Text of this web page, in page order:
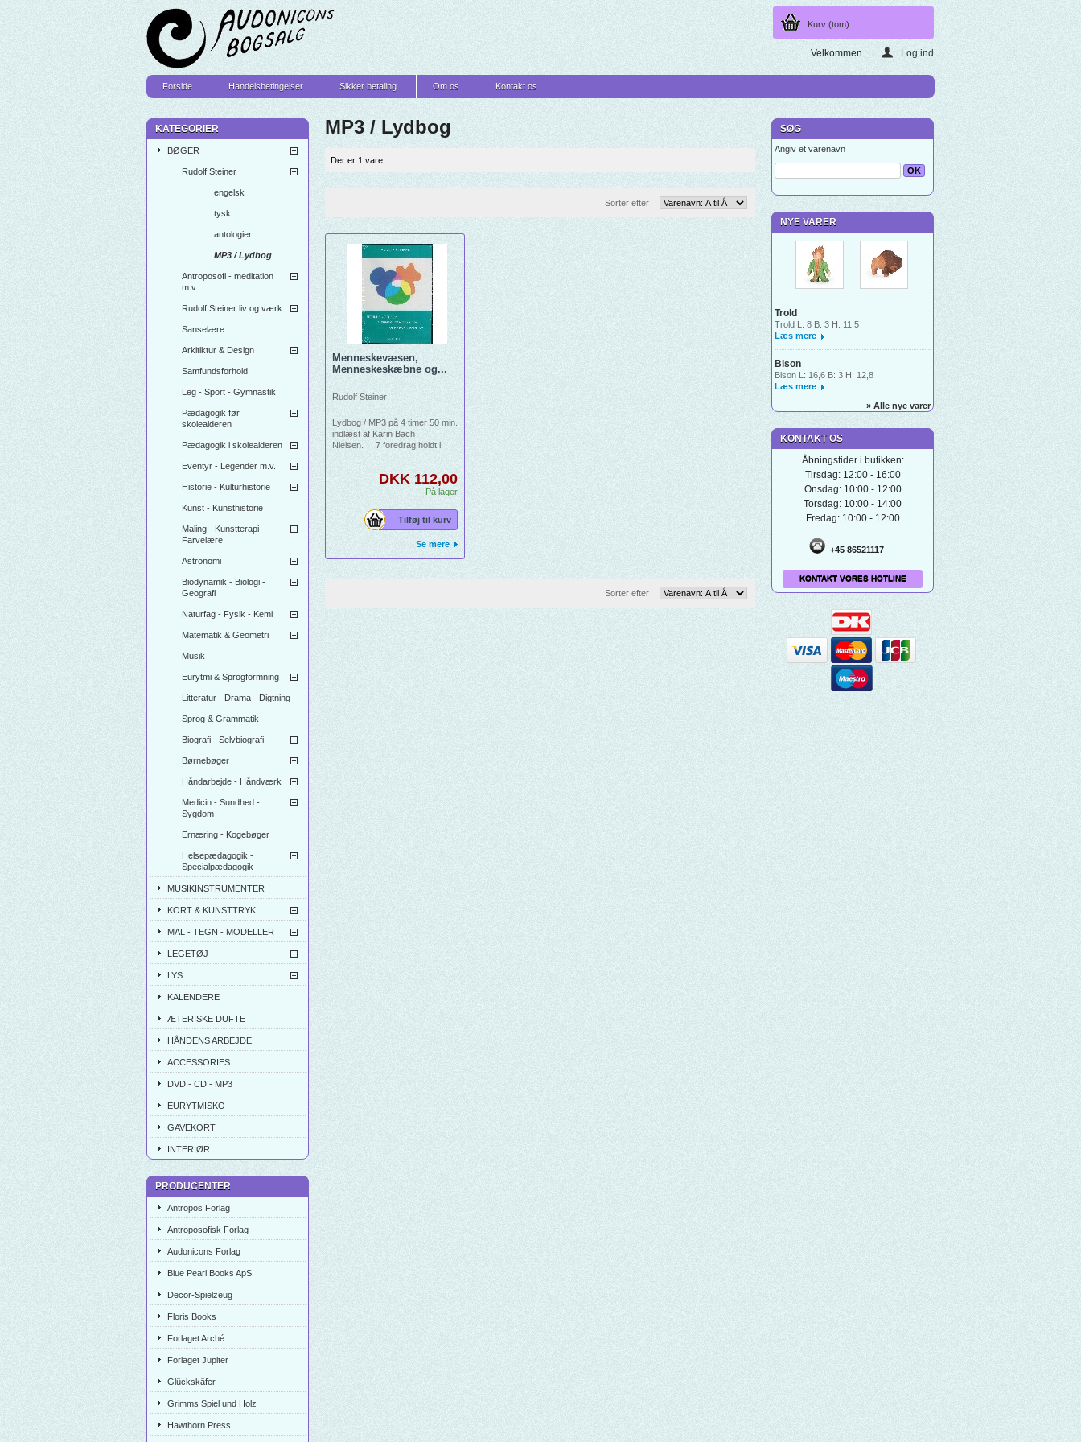
Kurv (tom)
Velkommen Log ind
Forside Handelsbetingelser Sikker betaling Om os Kontakt os
KATEGORIER
BØGER
Rudolf Steiner
engelsk
tysk
antologier
MP3 / Lydbog
Antroposofi - meditation
m.v.
Rudolf Steiner liv og værk
Sanselære
Arkitiktur & Design
Samfundsforhold
Leg - Sport - Gymnastik
Pædagogik før
skolealderen
Pædagogik i skolealderen
Eventyr - Legender m.v.
Historie - Kulturhistorie
Kunst - Kunsthistorie
Maling - Kunstterapi -
Farvelære
Astronomi
Biodynamik - Biologi -
Geografi
Naturfag - Fysik - Kemi
Matematik & Geometri
Musik
Eurytmi & Sprogformning
Litteratur - Drama - Digtning
Sprog & Grammatik
Biografi - Selvbiografi
Børnebøger
Håndarbejde - Håndværk
Medicin - Sundhed -
Sygdom
Ernæring - Kogebøger
Helsepædagogik -
Specialpædagogik
MUSIKINSTRUMENTER
KORT & KUNSTTRYK
MAL - TEGN - MODELLER
LEGETØJ
LYS
KALENDERE
ÆTERISKE DUFTE
HÅNDENS ARBEJDE
ACCESSORIES
DVD - CD - MP3
EURYTMISKO
GAVEKORT
INTERIØR
PRODUCENTER
Antropos Forlag
Antroposofisk Forlag
Audonicons Forlag
Blue Pearl Books ApS
Decor-Spielzeug
Floris Books
Forlaget Arché
Forlaget Jupiter
Glückskäfer
Grimms Spiel und Holz
Hawthorn Press
MP3 / Lydbog
Der er 1 vare.
Sorter efter
Menneskevæsen,
Menneskeskæbne og...
Rudolf Steiner
Lydbog / MP3 på 4 timer 50 min.
indlæst af Karin Bach
Nielsen. 7 foredrag holdt i
DKK 112,00
På lager
Tilføj til kurv
Se mere
Sorter efter
SØG
Angiv et varenavn
NYE VARER
Trold
Trold L: 8 B: 3 H: 11,5
Læs mere
Bison
Bison L: 16,6 B: 3 H: 12,8
Læs mere
» Alle nye varer
KONTAKT OS
Åbningstider i butikken:
Tirsdag: 12:00 - 16:00
Onsdag: 10:00 - 12:00
Torsdag: 10:00 - 14:00
Fredag: 10:00 - 12:00
+45 86521117
KONTAKT VORES HOTLINE